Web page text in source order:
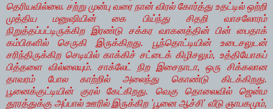
தெரியவில்லை. சற்று முன்பு வரை நான் விரல் கோர்த்து உதட்டில் ஒற்றி
முத்திய மனுஷியின் கை பிய்ந்து சிதறி வாசலோரம்
நிறுத்தப்பட்டிருக்கிற இரண்டு சக்கர வாகனத்தின் பின் பைதாக்
கம்பிகளில் செருகி இருக்கிறது. பூந்தொட்டியின் உடைசலுடன்
சரிந்திருக்கிற செடியில் காக்கிச் சட்டைக் கிழிசலும், உத்தியோகப்
பித்தளை வில்லையும். சாக்லேட் நிற இசைநாடா, ஒரு சிக்கலான
தாவரம் போல காற்றில் அலைந்து கொண்டு கிடக்கிறது.
பூனைக்குட்டியின் குரல் கேட்கிறது. வெகு தொலைவில் ஜென்ம
தூரத்துக்கு அப்பால் ஊரில் இருக்கிற 'பூனை ஆச்சி' வீடு ஞாபகமும்,